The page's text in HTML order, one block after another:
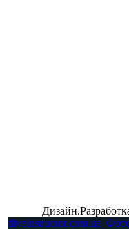
diveinstructor.com.ua